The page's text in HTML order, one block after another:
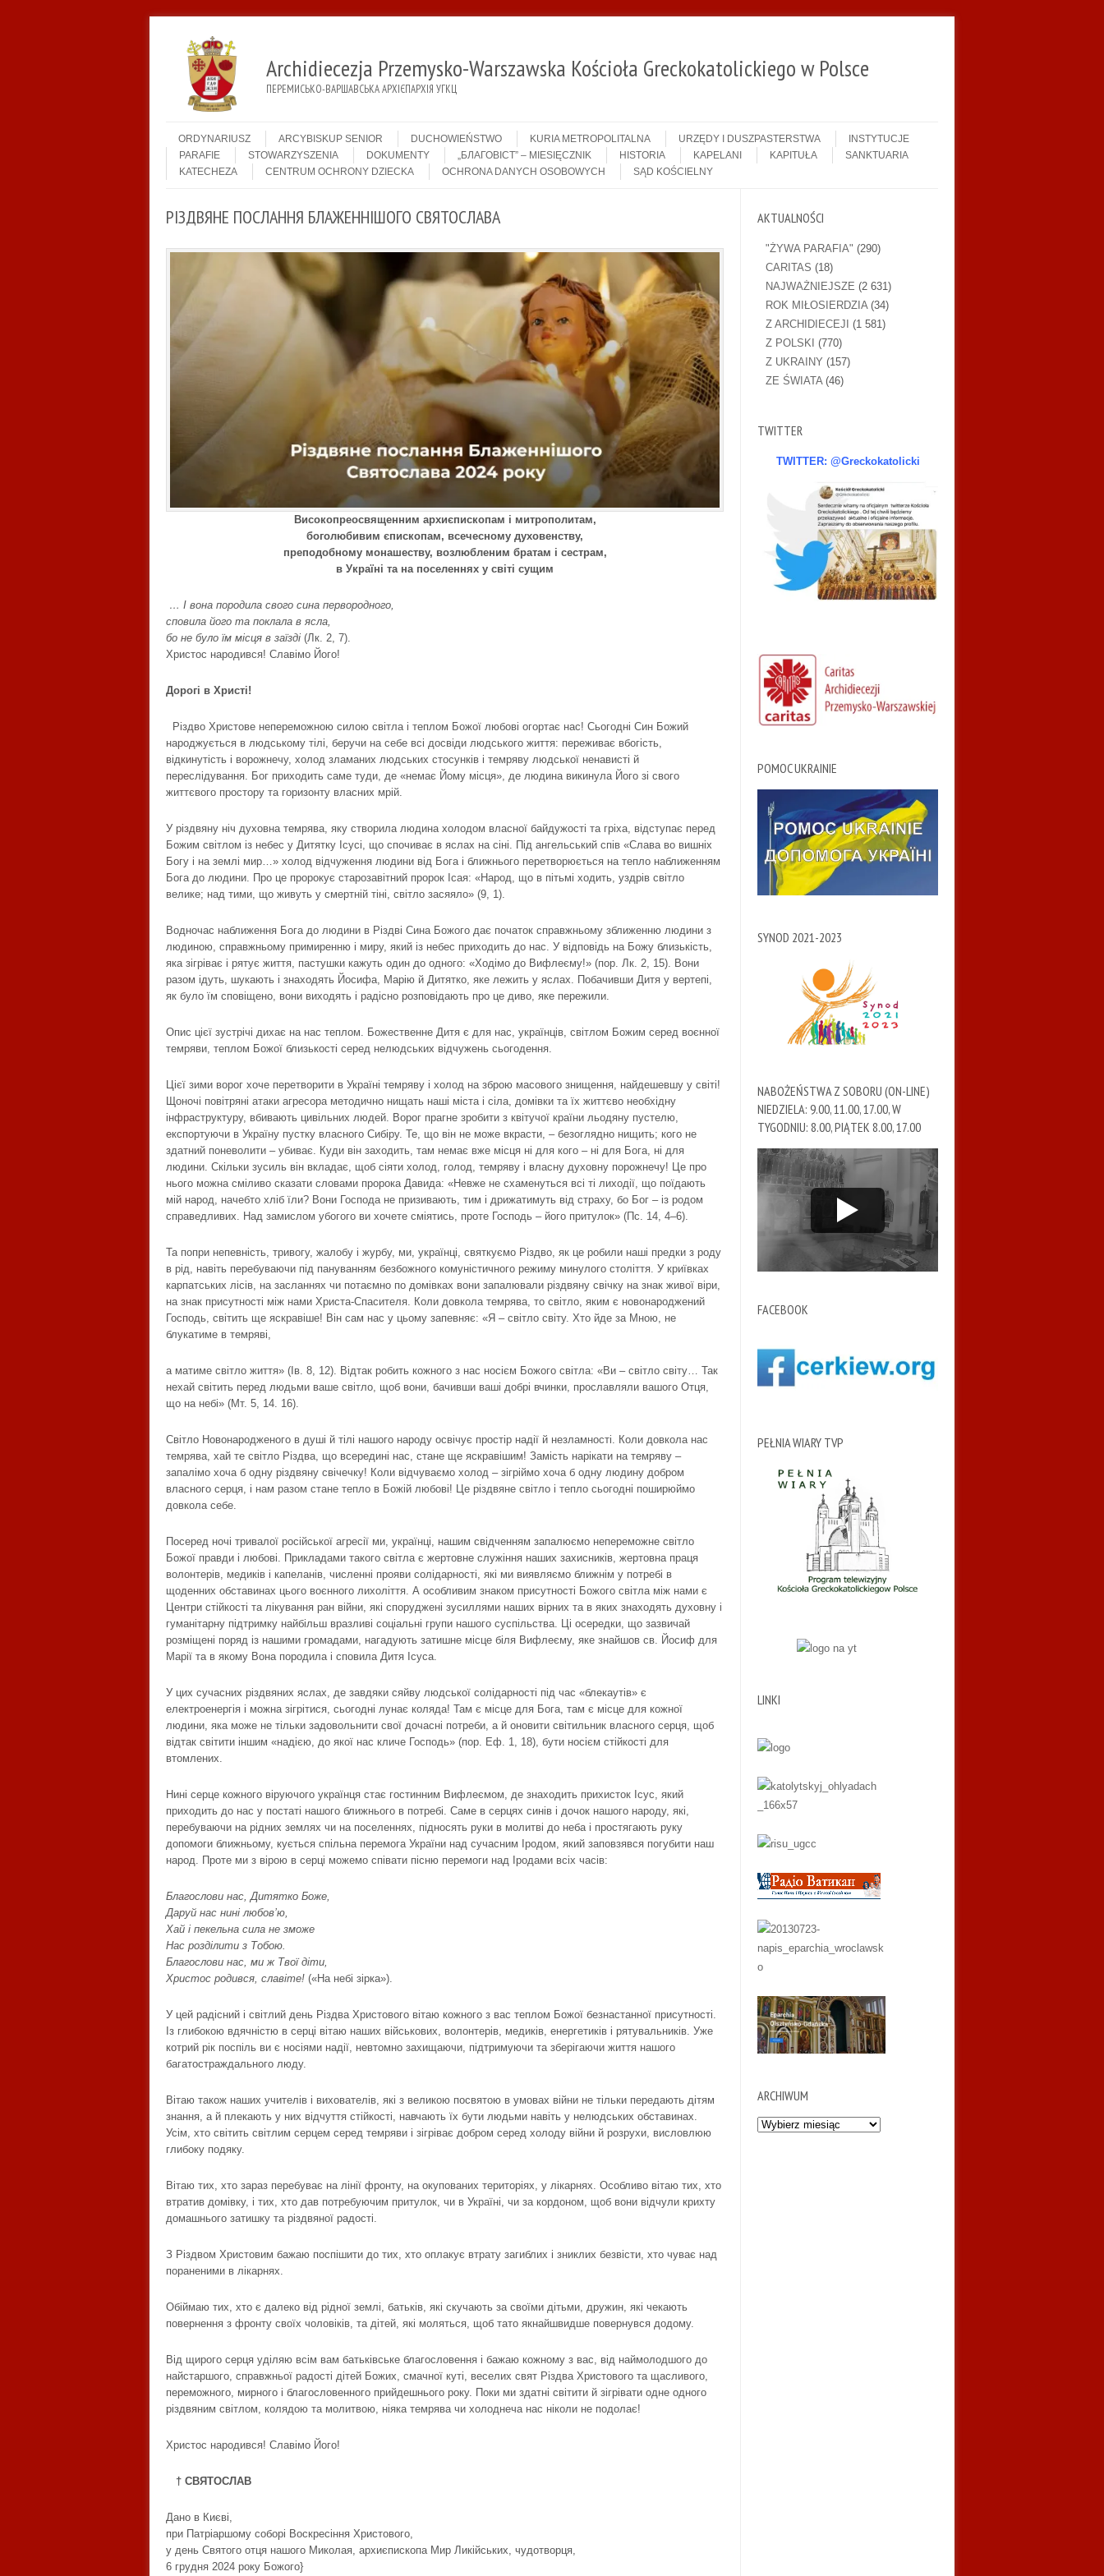
Archidiecezja Przemysko-Warszawska Kościoła Greckokatolickiego w Polsce
ПЕРЕМИСЬКО-ВАРШАВСЬКА АРХІЄПАРХІЯ УГКЦ
Menu
ORDYNARIUSZ
ARCYBISKUP SENIOR DUCHOWIEŃSTWO KURIA METROPOLITALNA URZĘDY I DUSZPASTERSTWA
INSTYTUCJE
PARAFIE
STOWARZYSZENIA DOKUMENTY „БЛАГОВІСТ” – MIESIĘCZNIK HISTORIA KAPELANI KAPITUŁA
SANKTUARIA
KATECHEZA
CENTRUM OCHRONY DZIECKA OCHRONA DANYCH OSOBOWYCH SĄD KOŚCIELNY
РІЗДВЯНЕ ПОСЛАННЯ БЛАЖЕННІШОГО СВЯТОСЛАВА
Високопреосвященним архиєпископам і митрополитам,
боголюбивим єпископам, всечесному духовенству,
преподобному монашеству, возлюбленим братам і сестрам,
в Україні та на поселеннях у світі сущим
… І вона породила свого сина первородного,
сповила його та поклала в ясла,
бо не було їм місця в заїзді (Лк. 2, 7).
Христос народився! Славімо Його!
Дорогі в Христі!
Різдво Христове непереможною силою світла і теплом Божої любові огортає нас! Сьогодні Син Божий
народжується в людському тілі, беручи на себе всі досвіди людського життя: переживає вбогість,
відкинутість і ворожнечу, холод зламаних людських стосунків і темряву людської ненависті й
переслідування. Бог приходить саме туди, де «немає Йому місця», де людина викинула Його зі свого
життєвого простору та горизонту власних мрій.
У різдвяну ніч духовна темрява, яку створила людина холодом власної байдужості та гріха, відступає перед
Божим світлом із небес у Дитятку Ісусі, що спочиває в яслах на сіні. Під ангельський спів «Слава во вишніх
Богу і на землі мир…» холод відчуження людини від Бога і ближнього перетворюється на тепло наближенням
Бога до людини. Про це пророкує старозавітний пророк Ісая: «Народ, що в пітьмі ходить, уздрів світло
велике; над тими, що живуть у смертній тіні, світло засяяло» (9, 1).
Водночас наближення Бога до людини в Різдві Сина Божого дає початок справжньому зближенню людини з
людиною, справжньому примиренню і миру, який із небес приходить до нас. У відповідь на Божу близькість,
яка зігріває і рятує життя, пастушки кажуть один до одного: «Ходімо до Вифлеєму!» (пор. Лк. 2, 15). Вони
разом ідуть, шукають і знаходять Йосифа, Марію й Дитятко, яке лежить у яслах. Побачивши Дитя у вертепі,
як було їм сповіщено, вони виходять і радісно розповідають про це диво, яке пережили.
Опис цієї зустрічі дихає на нас теплом. Божественне Дитя є для нас, українців, світлом Божим серед воєнної
темряви, теплом Божої близькості серед нелюдських відчужень сьогодення.
Цієї зими ворог хоче перетворити в Україні темряву і холод на зброю масового знищення, найдешевшу у світі!
Щоночі повітряні атаки агресора методично нищать наші міста і сіла, домівки та їх життєво необхідну
інфраструктуру, вбивають цивільних людей. Ворог прагне зробити з квітучої країни льодяну пустелю,
експортуючи в Україну пустку власного Сибіру. Те, що він не може вкрасти, – безоглядно нищить; кого не
здатний поневолити – убиває. Куди він заходить, там немає вже місця ні для кого – ні для Бога, ні для
людини. Скільки зусиль він вкладає, щоб сіяти холод, голод, темряву і власну духовну порожнечу! Це про
нього можна сміливо сказати словами пророка Давида: «Невже не схаменуться всі ті лиходії, що поїдають
мій народ, начебто хліб їли? Вони Господа не призивають, тим і дрижатимуть від страху, бо Бог – із родом
справедливих. Над замислом убогого ви хочете сміятись, проте Господь – його притулок» (Пс. 14, 4–6).
Та попри непевність, тривогу, жалобу і журбу, ми, українці, святкуємо Різдво, як це робили наші предки з роду
в рід, навіть перебуваючи під пануванням безбожного комуністичного режиму минулого століття. У криївках
карпатських лісів, на засланнях чи потаємно по домівках вони запалювали різдвяну свічку на знак живої віри,
на знак присутності між нами Христа-Спасителя. Коли довкола темрява, то світло, яким є новонароджений
Господь, світить ще яскравіше! Він сам нас у цьому запевняє: «Я – світло світу. Хто йде за Мною, не
блукатиме в темряві,
а матиме світло життя» (Ів. 8, 12). Відтак робить кожного з нас носієм Божого світла: «Ви – світло світу… Так
нехай світить перед людьми ваше світло, щоб вони, бачивши ваші добрі вчинки, прославляли вашого Отця,
що на небі» (Мт. 5, 14. 16).
Світло Новонародженого в душі й тілі нашого народу освічує простір надії й незламності. Коли довкола нас
темрява, хай те світло Різдва, що всередині нас, стане ще яскравішим! Замість нарікати на темряву –
запалімо хоча б одну різдвяну свічечку! Коли відчуваємо холод – зігріймо хоча б одну людину добром
власного серця, і нам разом стане тепло в Божій любові! Це різдвяне світло і тепло сьогодні поширюймо
довкола себе.
Посеред ночі тривалої російської агресії ми, українці, нашим свідченням запалюємо непереможне світло
Божої правди і любові. Прикладами такого світла є жертовне служіння наших захисників, жертовна праця
волонтерів, медиків і капеланів, численні прояви солідарності, які ми виявляємо ближнім у потребі в
щоденних обставинах цього воєнного лихоліття. А особливим знаком присутності Божого світла між нами є
Центри стійкості та лікування ран війни, які споруджені зусиллями наших вірних та в яких знаходять духовну і
гуманітарну підтримку найбільш вразливі соціальні групи нашого суспільства. Ці осередки, що зазвичай
розміщені поряд із нашими громадами, нагадують затишне місце біля Вифлеєму, яке знайшов св. Йосиф для
Марії та в якому Вона породила і сповила Дитя Ісуса.
У цих сучасних різдвяних яслах, де завдяки сяйву людської солідарності під час «блекаутів» є
електроенергія і можна зігрітися, сьогодні лунає коляда! Там є місце для Бога, там є місце для кожної
людини, яка може не тільки задовольнити свої дочасні потреби, а й оновити світильник власного серця, щоб
відтак світити іншим «надією, до якої нас кличе Господь» (пор. Еф. 1, 18), бути носієм стійкості для
втомлених.
Нині серце кожного віруючого українця стає гостинним Вифлеємом, де знаходить прихисток Ісус, який
приходить до нас у постаті нашого ближнього в потребі. Саме в серцях синів і дочок нашого народу, які,
перебуваючи на рідних землях чи на поселеннях, підносять руки в молитві до неба і простягають руку
допомоги ближньому, кується спільна перемога України над сучасним Іродом, який заповзявся погубити наш
народ. Проте ми з вірою в серці можемо співати пісню перемоги над Іродами всіх часів:
Благослови нас, Дитятко Боже,
Даруй нас нині любов’ю,
Хай і пекельна сила не зможе
Нас розділити з Тобою.
Благослови нас, ми ж Твої діти,
Христос родився, славіте! («На небі зірка»).
У цей радісний і світлий день Різдва Христового вітаю кожного з вас теплом Божої безнастанної присутності.
Із глибокою вдячністю в серці вітаю наших військових, волонтерів, медиків, енергетиків і рятувальників. Уже
котрий рік поспіль ви є носіями надії, невтомно захищаючи, підтримуючи та зберігаючи життя нашого
багатостраждального люду.
Вітаю також наших учителів і вихователів, які з великою посвятою в умовах війни не тільки передають дітям
знання, а й плекають у них відчуття стійкості, навчають їх бути людьми навіть у нелюдських обставинах.
Усім, хто світить світлим серцем серед темряви і зігріває добром серед холоду війни й розрухи, висловлюю
глибоку подяку.
Вітаю тих, хто зараз перебуває на лінії фронту, на окупованих територіях, у лікарнях. Особливо вітаю тих, хто
втратив домівку, і тих, хто дав потребуючим притулок, чи в Україні, чи за кордоном, щоб вони відчули крихту
домашнього затишку та різдвяної радості.
З Різдвом Христовим бажаю поспішити до тих, хто оплакує втрату загиблих і зниклих безвісти, хто чуває над
пораненими в лікарнях.
Обіймаю тих, хто є далеко від рідної землі, батьків, які скучають за своїми дітьми, дружин, які чекають
повернення з фронту своїх чоловіків, та дітей, які моляться, щоб тато якнайшвидше повернувся додому.
Від щирого серця уділяю всім вам батьківське благословення і бажаю кожному з вас, від наймолодшого до
найстаршого, справжньої радості дітей Божих, смачної куті, веселих свят Різдва Христового та щасливого,
переможного, мирного і благословенного прийдешнього року. Поки ми здатні світити й зігрівати одне одного
різдвяним світлом, колядою та молитвою, ніяка темрява чи холоднеча нас ніколи не подолає!
Христос народився! Славімо Його!
† СВЯТОСЛАВ
Дано в Києві,
при Патріаршому соборі Воскресіння Христового,
у день Святого отця нашого Миколая, архиєпископа Мир Ликійських, чудотворця,
6 грудня 2024 року Божого}
AKTUALNOŚCI
"ŻYWA PARAFIA" (290)
CARITAS (18)
NAJWAŻNIEJSZE (2 631)
ROK MIŁOSIERDZIA(34)
Z ARCHIDIECEJI (1 581)
Z POLSKI (770)
Z UKRAINY (157)
ZE ŚWIATA(46)
TWITTER
TWITTER: @Greckokatolicki
POMOC UKRAINIE
SYNOD 2021-2023
NABOŻEŃSTWA Z SOBORU (ON-LINE)
NIEDZIELA: 9.00, 11.00, 17.00, W
TYGODNIU: 8.00, PIĄTEK 8.00, 17.00
FACEBOOK
PEŁNIA WIARY TVP
LINKI
ARCHIWUM
Archiwum